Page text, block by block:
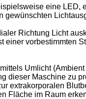
eine
gewünschten
Richtung Licht
einer
Umlicht
dieser Maschine zu
extrakorporalen
Fläche im Raum